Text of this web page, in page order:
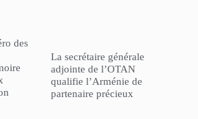
des
La secrétaire générale
adjointe de l’OTAN
qualifie l’Arménie de
partenaire précieux